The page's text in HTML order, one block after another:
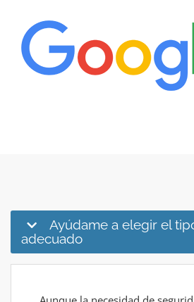
Ayúdame a elegir el
adecuado